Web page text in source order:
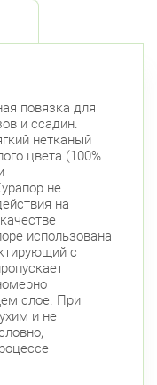
повязка для
и ссадин.
нетканый
цвета (100%
не
на
использована
с
слое. При
и не